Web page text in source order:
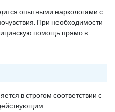
опытными наркологами с
При необходимости
помощь прямо в
в строгом соответствии с